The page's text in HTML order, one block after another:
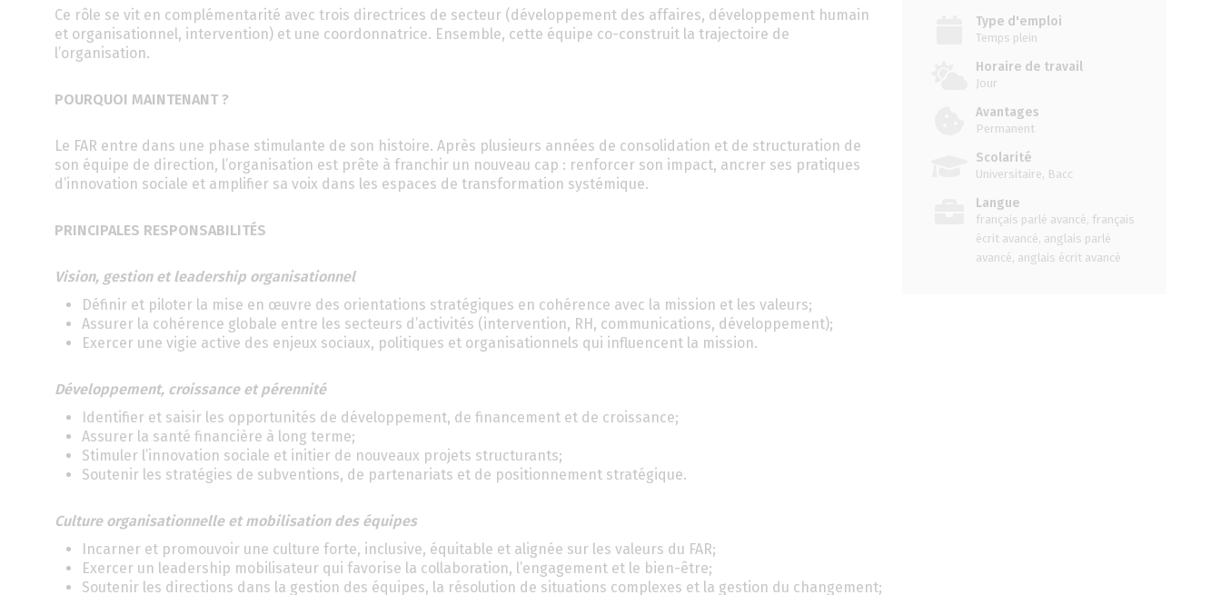
Ce rôle se vit en complémentarité avec trois directrices de secteur (développement des affaires, développement humain
et organisationnel, intervention) et une coordonnatrice. Ensemble, cette équipe co-construit la trajectoire de
l’organisation.
POURQUOI MAINTENANT ?
Le FAR entre dans une phase stimulante de son histoire. Après plusieurs années de consolidation et de structuration de
son équipe de direction, l’organisation est prête à franchir un nouveau cap : renforcer son impact, ancrer ses pratiques
d’innovation sociale et amplifier sa voix dans les espaces de transformation systémique.
PRINCIPALES RESPONSABILITÉS
Vision, gestion et leadership organisationnel
Définir et piloter la mise en œuvre des orientations stratégiques en cohérence avec la mission et les valeurs;
Assurer la cohérence globale entre les secteurs d’activités (intervention, RH, communications, développement);
Exercer une vigie active des enjeux sociaux, politiques et organisationnels qui influencent la mission.
Développement, croissance et pérennité
Identifier et saisir les opportunités de développement, de financement et de croissance;
Assurer la santé financière à long terme;
Stimuler l’innovation sociale et initier de nouveaux projets structurants;
Soutenir les stratégies de subventions, de partenariats et de positionnement stratégique.
Culture organisationnelle et mobilisation des équipes
Incarner et promouvoir une culture forte, inclusive, équitable et alignée sur les valeurs du FAR;
Exercer un leadership mobilisateur qui favorise la collaboration, l’engagement et le bien-être;
Soutenir les directions dans la gestion des équipes, la résolution de situations complexes et la gestion du changement;
Type d'emploi
Temps plein
Horaire de travail
Jour
Avantages
Permanent
Scolarité
Universitaire, Bacc
Langue
français parlé avancé, français
écrit avancé, anglais parlé
avancé, anglais écrit avancé